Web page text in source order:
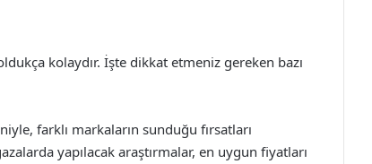
kolaydır. İşte dikkat etmeniz gereken bazı
farklı markaların sunduğu fırsatları
yapılacak araştırmalar, en uygun fiyatları